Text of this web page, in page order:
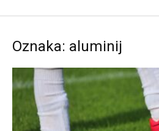
Oznaka: aluminij